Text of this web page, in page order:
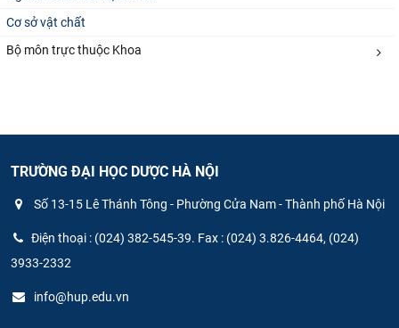
Cơ sở vật chất
Bộ môn trực thuộc Khoa
TRƯỜNG ĐẠI HỌC DƯỢC HÀ NỘI
Số 13-15 Lê Thánh Tông - Phường Cửa Nam - Thành phố Hà Nội
Điện thoại : (024) 382-545-39. Fax : (024) 3.826-4464, (024)
3933-2332
info@hup.edu.vn